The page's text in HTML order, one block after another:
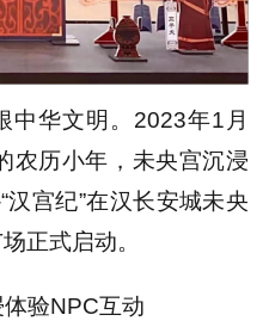
中华文明。2023年1月
农历小年，未央宫沉浸
宫纪”在汉长安城未央
正式启动。
验NPC互动